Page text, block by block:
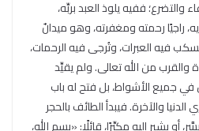
ففيه يلوذ العبد بربِّه،
راجيًا رحمته ومغفرته، وهو ميدانٌ
فيه العبرات، وتُرجى فيه الرحمات،
والقرب من الله تعالى. ولم يقيِّد
جميع الأشواط، بل فتح له باب
والآخرة. فيبدأ الطائف بالحجر
أو يشير إليه مكبِّرًا، قائلًا: «بسم الله،